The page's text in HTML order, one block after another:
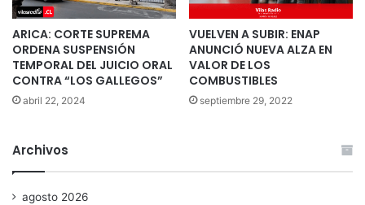
ARICA: CORTE SUPREMA
ORDENA SUSPENSIÓN
TEMPORAL DEL JUICIO ORAL
CONTRA “LOS GALLEGOS”
abril 22, 2024
VUELVEN A SUBIR: ENAP
ANUNCIÓ NUEVA ALZA EN
VALOR DE LOS
COMBUSTIBLES
septiembre 29, 2022
Archivos
agosto 2026